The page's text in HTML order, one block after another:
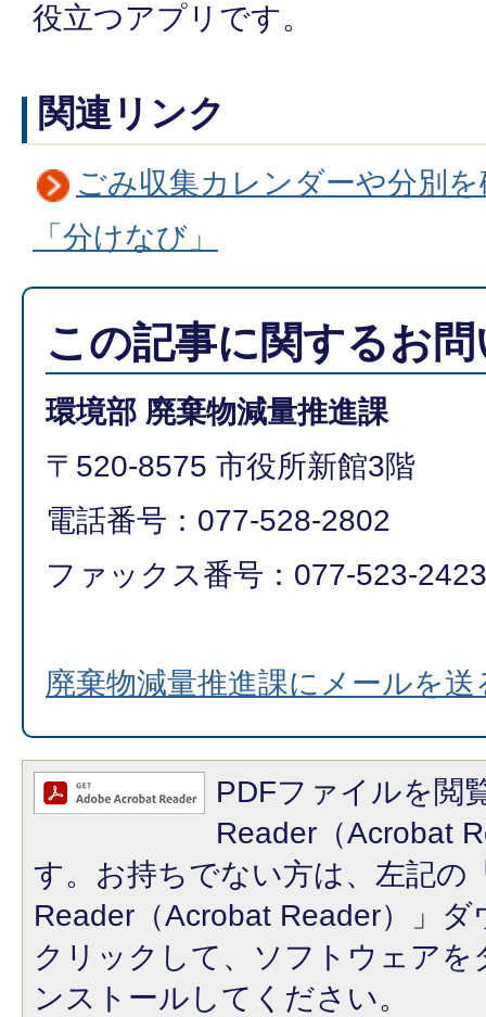
役立つアプリです。
関連リンク
ごみ収集カレンダーや分別
「分けなび」
この記事に関するお
環境部 廃棄物減量推進課
〒520-8575 市役所新館3階
電話番号：077-528-2802
ファックス番号：077-523-2423
廃棄物減量推進課にメールを送
PDFファイルを閲
Reader（Acrobat
す。お持ちでない方は、左記の
Reader（Acrobat Reader）」
クリックして、ソフトウェア
ンストールしてください。